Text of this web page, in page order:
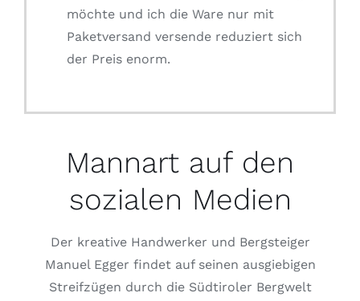
möchte und ich die Ware nur mit
Paketversand versende reduziert sich
der Preis enorm.
Mannart auf den
sozialen Medien
Der kreative Handwerker und Bergsteiger
Manuel Egger findet auf seinen ausgiebigen
Streifzügen durch die Südtiroler Bergwelt